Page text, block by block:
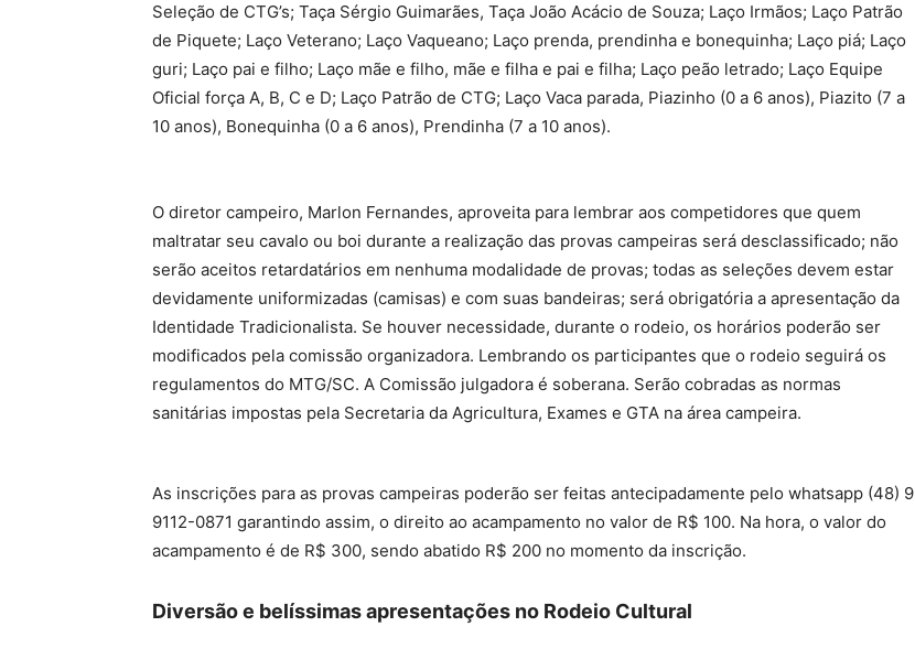
Seleção de CTG’s; Taça Sérgio Guimarães, Taça João Acácio de Souza; Laço Irmãos; Laço Patrão
de Piquete; Laço Veterano; Laço Vaqueano; Laço prenda, prendinha e bonequinha; Laço piá; Laço
guri; Laço pai e filho; Laço mãe e filho, mãe e filha e pai e filha; Laço peão letrado; Laço Equipe
Oficial força A, B, C e D; Laço Patrão de CTG; Laço Vaca parada, Piazinho (0 a 6 anos), Piazito (7 a
10 anos), Bonequinha (0 a 6 anos), Prendinha (7 a 10 anos).
O diretor campeiro, Marlon Fernandes, aproveita para lembrar aos competidores que quem
maltratar seu cavalo ou boi durante a realização das provas campeiras será desclassificado; não
serão aceitos retardatários em nenhuma modalidade de provas; todas as seleções devem estar
devidamente uniformizadas (camisas) e com suas bandeiras; será obrigatória a apresentação da
Identidade Tradicionalista. Se houver necessidade, durante o rodeio, os horários poderão ser
modificados pela comissão organizadora. Lembrando os participantes que o rodeio seguirá os
regulamentos do MTG/SC. A Comissão julgadora é soberana. Serão cobradas as normas
sanitárias impostas pela Secretaria da Agricultura, Exames e GTA na área campeira.
As inscrições para as provas campeiras poderão ser feitas antecipadamente pelo whatsapp (48) 9
9112-0871 garantindo assim, o direito ao acampamento no valor de R$ 100. Na hora, o valor do
acampamento é de R$ 300, sendo abatido R$ 200 no momento da inscrição.
Diversão e belíssimas apresentações no Rodeio Cultural